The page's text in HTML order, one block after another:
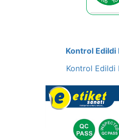
Kontrol Edildi
Kontrol Edildi